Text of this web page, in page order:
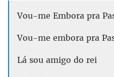
Vou-me Embora pra
Vou-me embora pra
Lá sou amigo do rei